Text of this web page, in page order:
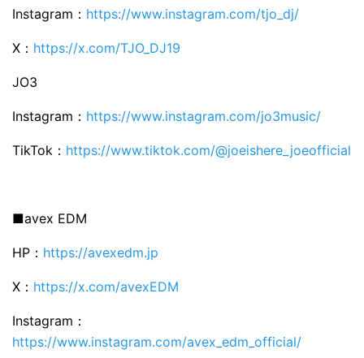
Instagram： https://www.instagram.com/tjo_dj/
X： https://x.com/TJO_DJ19
JO3
Instagram： https://www.instagram.com/jo3music/
TikTok： https://www.tiktok.com/@joeishere_joeofficial
■avex EDM
HP： https://avexedm.jp
X： https://x.com/avexEDM
Instagram：
https://www.instagram.com/avex_edm_official/